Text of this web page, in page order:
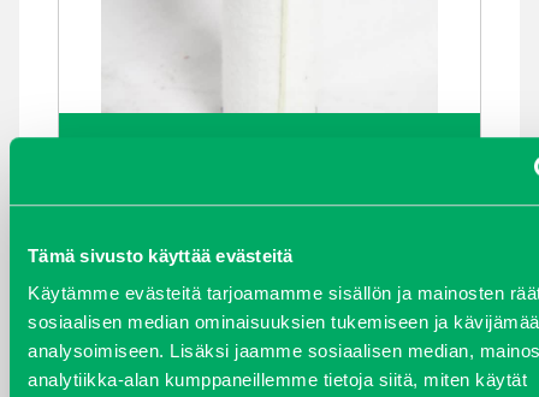
Tämä sivusto käyttää evästeitä
Käytämme evästeitä tarjoamamme sisällön ja mainosten
sosiaalisen median ominaisuuksien tukemiseen ja
analysoimiseen. Lisäksi jaamme sosiaalisen median,
analytiikka-alan kumppaneillemme tietoja siitä, miten käytät